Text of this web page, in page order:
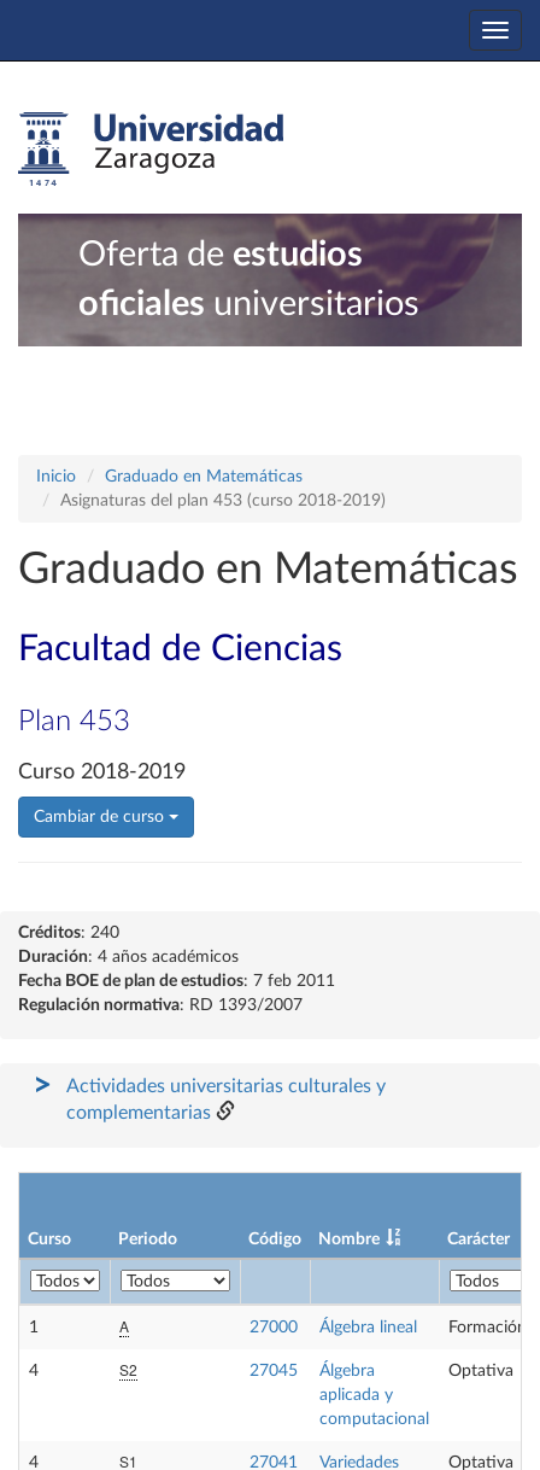
Oferta de estudios
oficiales universitarios
Inicio
Graduado en Matemáticas
Asignaturas del plan 453 (curso 2018-2019)
Graduado en Matemáticas
Facultad de Ciencias
Plan 453
Curso 2018-2019
Cambiar de curso
Créditos: 240
Duración: 4 años académicos
Fecha BOE de plan de estudios: 7 feb 2011
Regulación normativa: RD 1393/2007
Actividades universitarias culturales y
complementarias
Curso Periodo Código Nombre Carácter
1 A 27000 Álgebra lineal Formación
4 S2 27045
Álgebra
aplicada y
computacional
Optativa
4 S1 27041
Variedades
Optativa